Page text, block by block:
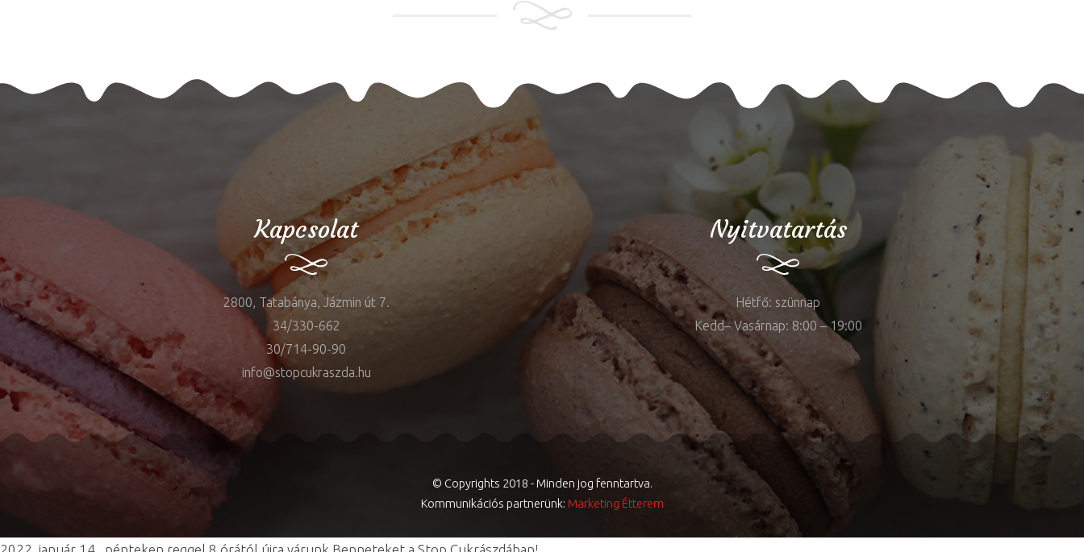
Kapcsolat
2800, Tatabánya, Jázmin út 7.
34/330-662
30/714-90-90
info@stopcukraszda.hu
Nyitvatartás
Hétfő: szünnap
Kedd– Vasárnap: 8:00 – 19:00
© Copyrights 2018 - Minden jog fenntartva.
Kommunikációs partnerünk: Marketing Étterem
2022. január 14., pénteken reggel 8 órától újra várunk Benneteket a Stop Cukrászdában!